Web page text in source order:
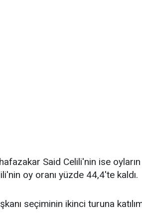
Said Celili'nin ise
oy oranı yüzde 44,4'te kaldı.
seçiminin ikinci turuna